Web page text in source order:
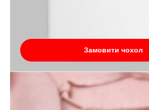
Замовити чохол